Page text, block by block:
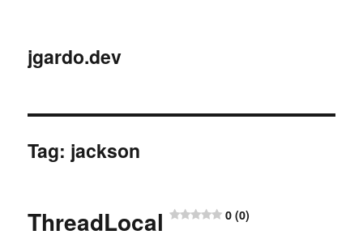
jgardo.dev
Tag: jackson
ThreadLocal 0 (0)